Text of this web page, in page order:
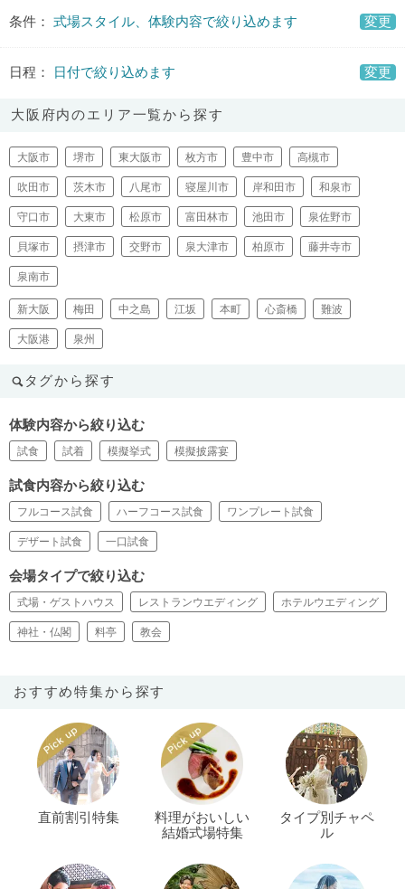
条件： 式場スタイル、体験内容で絞り込めます 変更
日程： 日付で絞り込めます 変更
大阪府内のエリア一覧から探す
大阪市 堺市 東大阪市 枚方市 豊中市 高槻市
吹田市 茨木市 八尾市 寝屋川市 岸和田市 和泉市
守口市 大東市 松原市 富田林市 池田市 泉佐野市
貝塚市 摂津市 交野市 泉大津市 柏原市 藤井寺市
泉南市
新大阪 梅田 中之島 江坂 本町 心斎橋 難波
大阪港 泉州
タグから探す
体験内容から絞り込む
試食 試着 模擬挙式 模擬披露宴
試食内容から絞り込む
フルコース試食 ハーフコース試食 ワンプレート試食
デザート試食 一口試食
会場タイプで絞り込む
式場・ゲストハウス レストランウエディング ホテルウエディング
神社・仏閣 料亭 教会
おすすめ特集から探す
直前割引特集
料理がおいしい
結婚式場特集
タイプ別チャペ
ル